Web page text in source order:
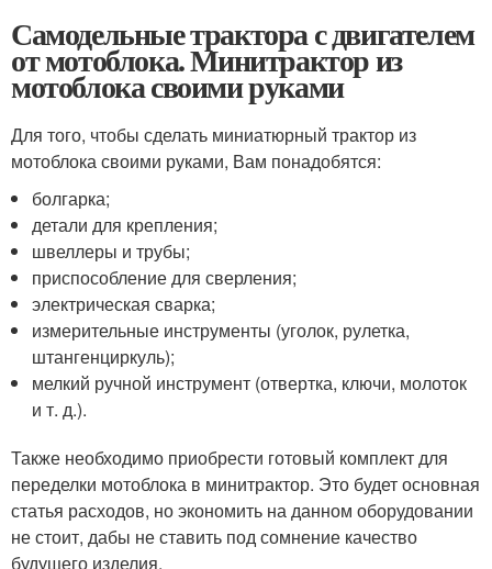
Самодельные трактора с двигателем
от мотоблока. Минитрактор из
мотоблока своими руками
Для того, чтобы сделать миниатюрный трактор из
мотоблока своими руками, Вам понадобятся:
болгарка;
детали для крепления;
швеллеры и трубы;
приспособление для сверления;
электрическая сварка;
измерительные инструменты (уголок, рулетка,
штангенциркуль);
мелкий ручной инструмент (отвертка, ключи, молоток
и т. д.).
Также необходимо приобрести готовый комплект для
переделки мотоблока в минитрактор. Это будет основная
статья расходов, но экономить на данном оборудовании
не стоит, дабы не ставить под сомнение качество
будущего изделия.